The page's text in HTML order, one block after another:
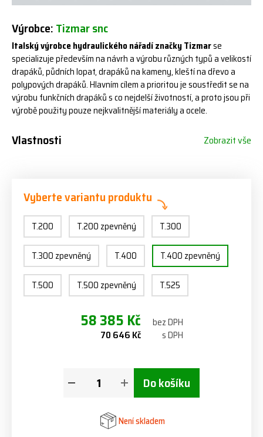
Výrobce:Tizmar snc
Italský výrobce hydraulického nářadí značky Tizmarse
specializuje především na návrh a výrobu různých typů a velikostí
drapáků, půdních lopat, drapáků na kameny, kleští na dřevo a
polypových drapáků. Hlavním cílem a prioritou je soustředit se na
výrobu funkčních drapáků s co nejdelší životností, a proto jsou při
výrobě použity pouze nejkvalitnější materiály a ocele.
Vlastnosti Zobrazit vše
Vyberte variantu produktu
T.200 T.200 zpevněný T.300
T.300 zpevněný T.400 T.400 zpevněný
T.500 T.500 zpevněný T.525
58 385 Kč bez DPH
70 646 Kč s DPH
Do košíku
Není skladem